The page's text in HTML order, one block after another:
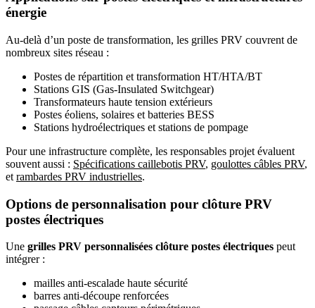
énergie
Au-delà d’un poste de transformation, les grilles PRV couvrent de
nombreux sites réseau :
Postes de répartition et transformation HT/HTA/BT
Stations GIS (Gas-Insulated Switchgear)
Transformateurs haute tension extérieurs
Postes éoliens, solaires et batteries BESS
Stations hydroélectriques et stations de pompage
Pour une infrastructure complète, les responsables projet évaluent
souvent aussi : Spécifications caillebotis PRV, goulottes câbles PRV,
et rambardes PRV industrielles.
Options de personnalisation pour clôture PRV
postes électriques
Une grilles PRV personnalisées clôture postes électriques peut
intégrer :
mailles anti-escalade haute sécurité
barres anti-découpe renforcées